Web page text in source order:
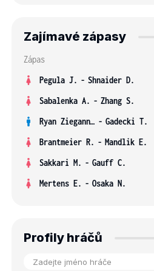
Zajímavé zápasy
Zápas
Pegula J. - Shnaider D.
Sabalenka A. - Zhang S.
Ryan Ziegann S. - Gadecki T.
Brantmeier R. - Mandlik E.
Sakkari M. - Gauff C.
Mertens E. - Osaka N.
Profily hráčů